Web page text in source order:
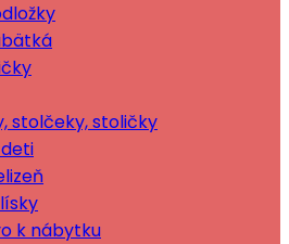
stolčeky, stoličky
k nábytku